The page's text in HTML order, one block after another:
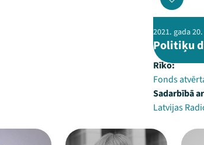
2021. gada
Politiķu
Rīko:
Fonds
Sadarbībā
Latvijas